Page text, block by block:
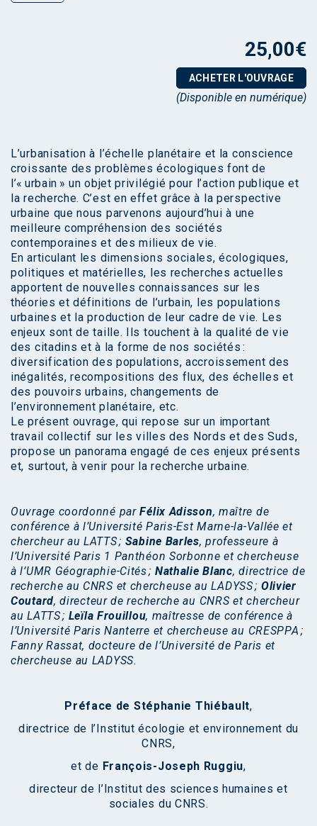
25,00€
ACHETER L'OUVRAGE
(Disponible en numérique)
L’urbanisation à l’échelle planétaire et la conscience
croissante des problèmes écologiques font de
l’« urbain » un objet privilégié pour l’action publique et
la recherche. C’est en effet grâce à la perspective
urbaine que nous parvenons aujourd’hui à une
meilleure compréhension des sociétés
contemporaines et des milieux de vie.
En articulant les dimensions sociales, écologiques,
politiques et matérielles, les recherches actuelles
apportent de nouvelles connaissances sur les
théories et définitions de l’urbain, les populations
urbaines et la production de leur cadre de vie. Les
enjeux sont de taille. Ils touchent à la qualité de vie
des citadins et à la forme de nos sociétés :
diversification des populations, accroissement des
inégalités, recompositions des flux, des échelles et
des pouvoirs urbains, changements de
l’environnement planétaire, etc.
Le présent ouvrage, qui repose sur un important
travail collectif sur les villes des Nords et des Suds,
propose un panorama engagé de ces enjeux présents
et, surtout, à venir pour la recherche urbaine.
Ouvrage coordonné parFélix Adisson, maître de
conférence à l’Université Paris-Est Marne-la-Vallée et
chercheur au LATTS ; Sabine Barles, professeure à
l’Université Paris 1 Panthéon Sorbonne et chercheuse
à l’UMR Géographie-Cités ; Nathalie Blanc, directrice de
recherche au CNRS et chercheuse au LADYSS ; Olivier
Coutard, directeur de recherche au CNRS et chercheur
au LATTS ; Leïla Frouillou, maîtresse de conférence à
l’Université Paris Nanterre et chercheuse au CRESPPA ;
Fanny Rassat, docteure de l’Université de Paris et
chercheuse au LADYSS.
Préface de Stéphanie Thiébault,
directrice de l’Institut écologie et environnement du
CNRS,
et de François-Joseph Ruggiu,
directeur de l’Institut des sciences humaines et
sociales du CNRS.